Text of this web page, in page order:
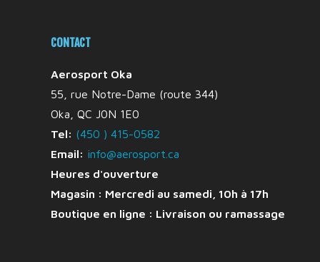
CONTACT
Aerosport Oka
55, rue Notre-Dame (route 344)
Oka, QC J0N 1E0
Tel: (450 ) 415-0582
Email: info@aerosport.ca
Heures d'ouverture
Magasin : Mercredi au samedi, 10h à 17h
Boutique en ligne : Livraison ou ramassage